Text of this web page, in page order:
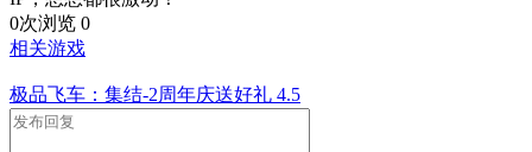
0次浏览 0
相关游戏
极品飞车：集结-2周年庆送好礼 4.5